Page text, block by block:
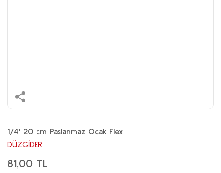
1/4' 20 cm Paslanmaz Ocak Flex
DÜZGİDER
81,00 TL